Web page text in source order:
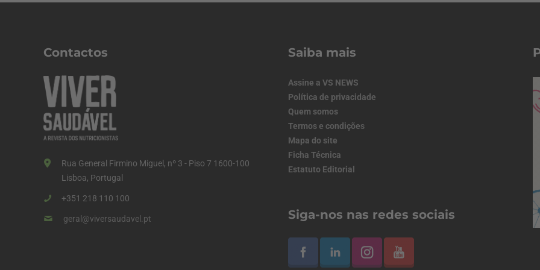
a
ã
o
d
o
s
o
n
Contactos
Rua General Firmino Miguel, nº 3 - Piso 7 1600-100
Lisboa, Portugal
+351 218 110 100
geral@viversaudavel.pt
Saiba mais
Assine a VS NEWS
Política de privacidade
Quem somos
Termos e condições
Mapa do site
Ficha Técnica
Estatuto Editorial
Siga-nos nas redes sociais